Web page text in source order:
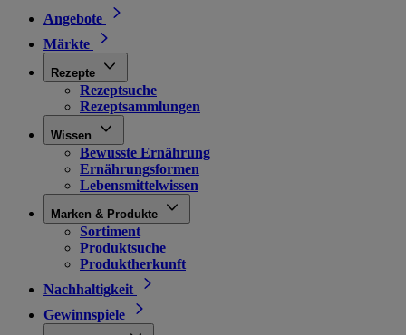
Angebote
Märkte
Rezepte
Rezeptsuche
Rezeptsammlungen
Wissen
Bewusste Ernährung
Ernährungsformen
Lebensmittelwissen
Marken & Produkte
Sortiment
Produktsuche
Produktherkunft
Nachhaltigkeit
Gewinnspiele